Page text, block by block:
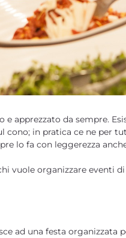
apprezzato da sempre.
cono; in pratica ce ne
lo fa con leggerezza
vuole organizzare eventi
ad una festa